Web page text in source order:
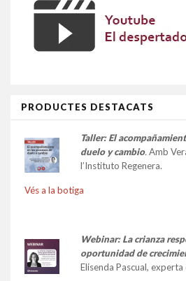
PRODUCTES DESTACATS
Taller: El
duelo y cambio. Amb
l’Instituto Regenera.
Vés a la botiga
Webinar: La crianza
oportunidad de
Elisenda Pascual,